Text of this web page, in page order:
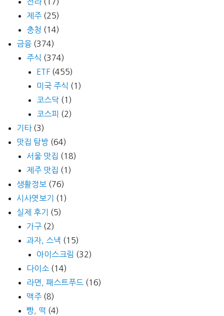
제주 (25)
충청 (14)
금융 (374)
주식 (374)
ETF (455)
미국 주식 (1)
코스닥 (1)
코스피 (2)
기타(3)
맛집 탐방 (64)
서울 맛집 (18)
제주 맛집 (1)
생활정보 (76)
시사엿보기
(1)
실제 후기
(5)
가구 (2)
과자, 스낵 (15)
아이스크림 (32)
다이소 (14)
라면, 패스트푸드 (16)
맥주 (8)
빵, 떡 (4)